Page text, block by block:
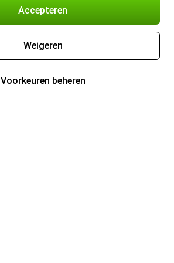
Accepteren
Weigeren
Voorkeuren beheren